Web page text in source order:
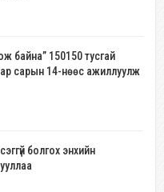
байна” 150150 тусгай
сарын 14-нөөс ажиллуулж
болгох энхийн